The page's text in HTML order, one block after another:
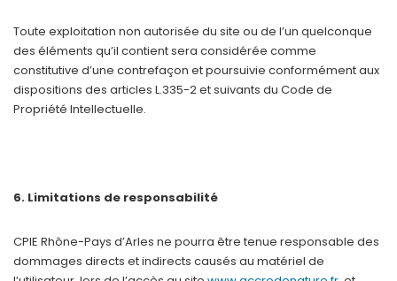
Toute exploitation non autorisée du site ou de l’un quelconque
des éléments qu’il contient sera considérée comme
constitutive d’une contrefaçon et poursuivie conformément aux
dispositions des articles L.335-2 et suivants du Code de
Propriété Intellectuelle.
6. Limitations de responsabilité
CPIE Rhône-Pays d’Arles ne pourra être tenue responsable des
dommages directs et indirects causés au matériel de